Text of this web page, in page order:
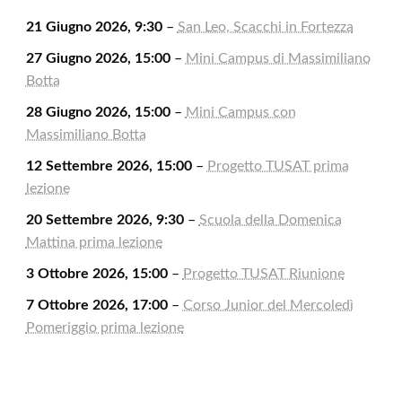
21 Giugno 2026, 9:30– San Leo, Scacchi in Fortezza
27 Giugno 2026, 15:00– Mini Campus di Massimiliano
Botta
28 Giugno 2026, 15:00– Mini Campus con
Massimiliano Botta
12 Settembre 2026, 15:00– Progetto TUSAT prima
lezione
20 Settembre 2026, 9:30– Scuola della Domenica
Mattina prima lezione
3 Ottobre 2026, 15:00– Progetto TUSAT Riunione
7 Ottobre 2026, 17:00– Corso Junior del Mercoledì
Pomeriggio prima lezione